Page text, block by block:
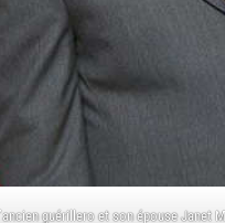
guérillero et son épouse Janet